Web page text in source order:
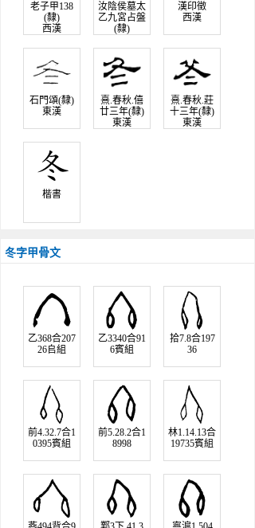
老子甲138
(隸)
西漢
汝陰侯墓太
乙九宮占盤
(隸)
漢印徵
西漢
石門頌(隸)
東漢
熹.春秋.僖
廿三年(隸)
東漢
熹.春秋.莊
十三年(隸)
東漢
楷書
冬字甲骨文
乙368合207
26𠂤組
乙3340合91
6賓組
拾7.8合197
36
前4.32.7合1
0395賓組
前5.28.2合1
8998
林1.14.13合
19735賓組